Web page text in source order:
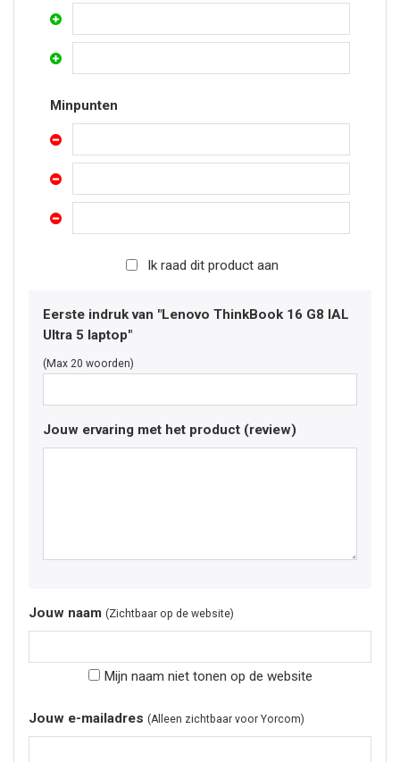
Minpunten
Ik raad dit product aan
Eerste indruk van "Lenovo ThinkBook 16 G8 IAL
Ultra 5 laptop"
(Max 20 woorden)
Jouw ervaring met het product (review)
Jouw naam (Zichtbaar op de website)
Mijn naam niet tonen op de website
Jouw e-mailadres (Alleen zichtbaar voor Yorcom)